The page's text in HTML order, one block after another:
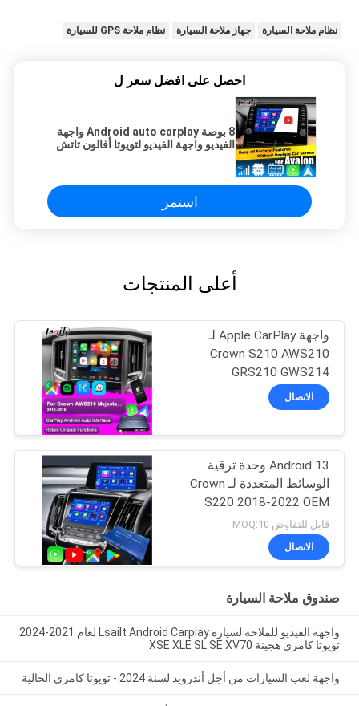
نظام ملاحة السيارة جهاز ملاحة السيارة نظام ملاحة GPS للسيارة
احصل على افضل سعر ل
8 بوصة Android auto carplay واجهة
الفيديو واجهة الفيديو لتويوتا أفالون تاتش
استمر
أعلى المنتجات
واجهة Apple CarPlay لـ
Crown S210 AWS210
GRS210 GWS214
GWS215 Majesta Athlete
الاتصال
Android 13 وحدة ترقية
الوسائط المتعددة لـ Crown
S220 2018-2022 OEM
التكامل CarPlay اللاسلكي
، Android Auto ، YouTube
، NetFlix ، Google Play
قابل للتفاوض MOQ:10
الاتصال
صندوق ملاحة السيارة
واجهة الفيديو للملاحة لسيارة Lsailt Android Carplay لعام 2021-2024
تويوتا كامري هجينة XSE XLE SL SE XV70
واجهة لعب السيارات من أجل أندرويد لسنة 2024 - تويوتا كامري الحالية